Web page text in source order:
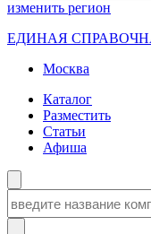
изменить регион
ЕДИНАЯ
Москва
Каталог
Разместить
Статьи
Афиша